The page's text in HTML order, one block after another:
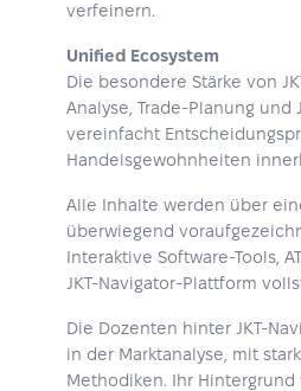
verfeinern.
Unified Ecosystem
Die besondere Stärke von
Analyse, Trade-Planung
vereinfacht
Handelsgewohnheiten
Alle Inhalte werden über
überwiegend
Interaktive Software-Tools,
JKT-Navigator-Plattform
Die Dozenten hinter JKT-
in der Marktanalyse, mit
Methodiken. Ihr